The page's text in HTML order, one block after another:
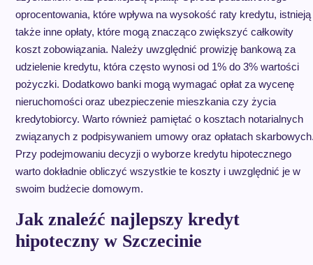
oprocentowania, które wpływa na wysokość raty kredytu, istnieją
także inne opłaty, które mogą znacząco zwiększyć całkowity
koszt zobowiązania. Należy uwzględnić prowizję bankową za
udzielenie kredytu, która często wynosi od 1% do 3% wartości
pożyczki. Dodatkowo banki mogą wymagać opłat za wycenę
nieruchomości oraz ubezpieczenie mieszkania czy życia
kredytobiorcy. Warto również pamiętać o kosztach notarialnych
związanych z podpisywaniem umowy oraz opłatach
Przy podejmowaniu decyzji o wyborze kredytu hipotecznego
warto dokładnie obliczyć wszystkie te koszty i uwzględnić je w
swoim budżecie domowym.
Jak znaleźć najlepszy kredyt
hipoteczny w Szczecinie